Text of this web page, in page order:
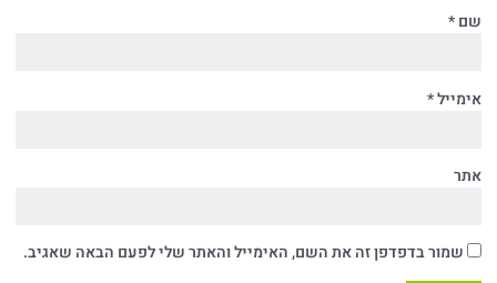
שם*
אימייל*
אתר
שמור בדפדפן זה את השם, האימייל והאתר שלי לפעם הבאה שאגיב.